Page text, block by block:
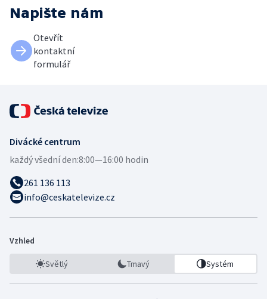
Napište nám
Otevřít
kontaktní
formulář
Divácké centrum
každý všední den:8:00—16:00 hodin
261 136 113
info@ceskatelevize.cz
Vzhled
Světlý Tmavý Systém